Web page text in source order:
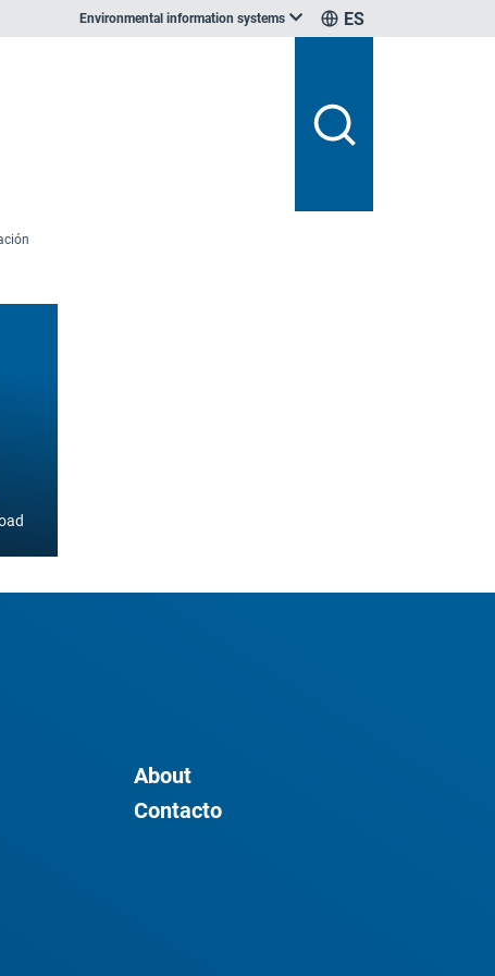
Environmental information systems ES
About
Contacto